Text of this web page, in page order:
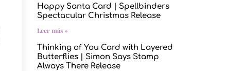
Happy Santa Card | Spellbinders
Spectacular Christmas Release
Leer más »
Thinking of You Card with Layered
Butterflies | Simon Says Stamp
Always There Release